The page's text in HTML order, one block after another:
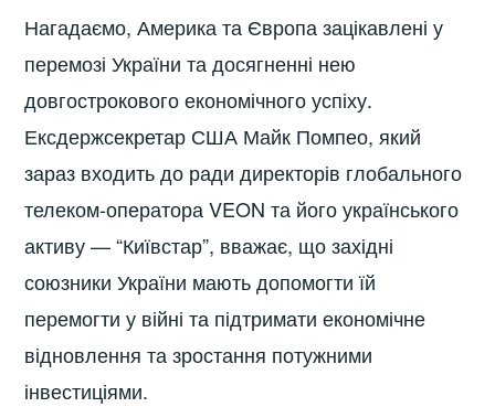
Нагадаємо, Америка та Європа зацікавлені у
перемозі України та досягненні нею
довгострокового економічного успіху.
Ексдержсекретар США Майк Помпео, який
зараз входить до ради директорів глобального
телеком-оператора VEON та його українського
активу — “Київстар”, вважає, що західні
союзники України мають допомогти їй
перемогти у війні та підтримати економічне
відновлення та зростання потужними
інвестиціями.